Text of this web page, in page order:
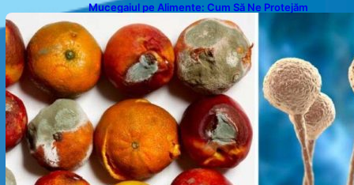
Mucegaiul pe Alimente: Cum Să Ne Protejăm
Sănătatea?